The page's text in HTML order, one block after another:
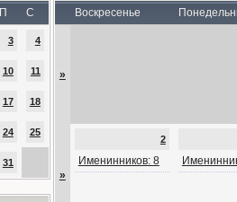
П С
3 4
10 11
17 18
24 25
31
Воскресенье
»
»
2
Именинников: 8